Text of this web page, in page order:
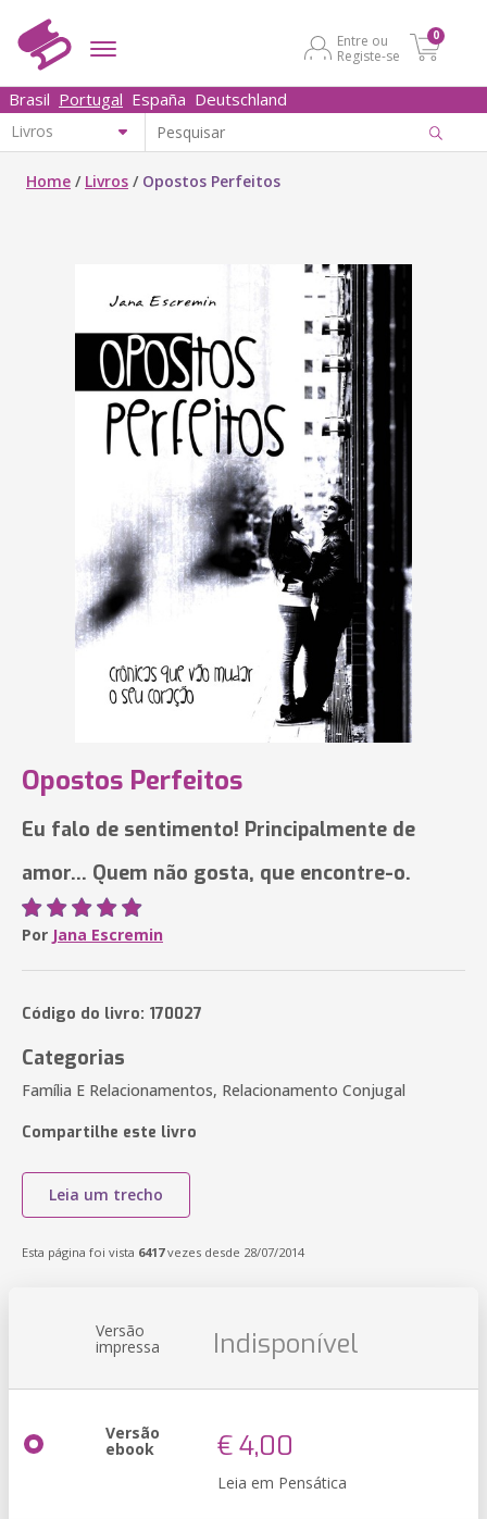
Entre ou
Registe-se
0
Brasil Portugal España Deutschland
Home / Livros / Opostos Perfeitos
Opostos Perfeitos
Eu falo de sentimento! Principalmente de
amor... Quem não gosta, que encontre-o.
Por Jana Escremin
Código do livro: 170027
Categorias
Família E Relacionamentos, Relacionamento Conjugal
Compartilhe este livro
Leia um trecho
Esta página foi vista 6417vezes desde 28/07/2014
Versão
impressa Indisponível
Versão
ebook € 4,00
Leia em Pensática